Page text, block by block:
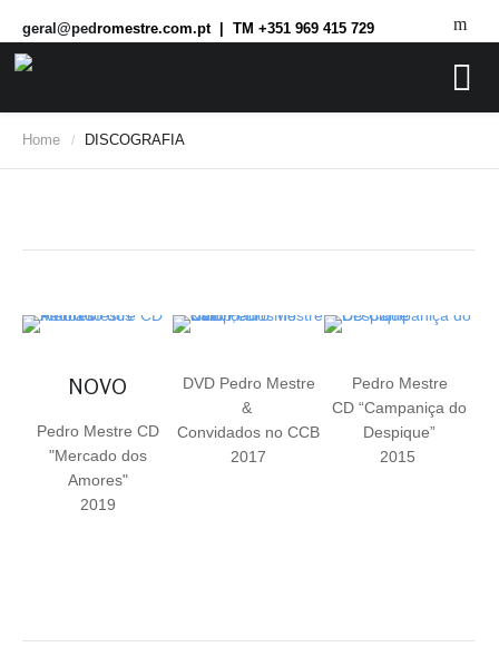
geral@pedromestre.com.pt | TM +351 969 415 729
Home / DISCOGRAFIA
NOVO
Pedro Mestre CD
"Mercado dos
Amores"
2019
DVD Pedro Mestre
&
Convidados no CCB
2017
Pedro Mestre
CD “Campaniça do
Despique”
2015